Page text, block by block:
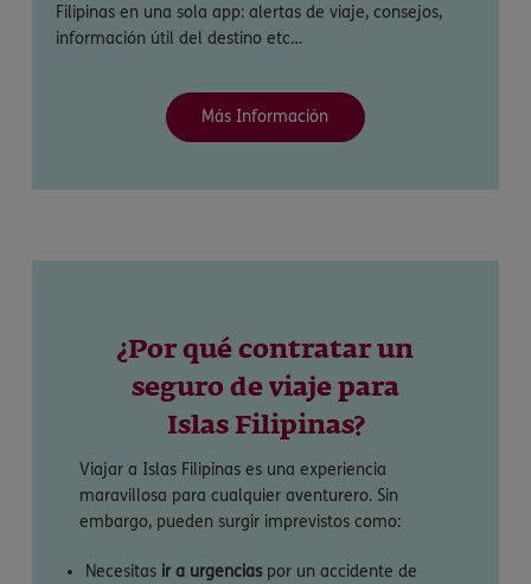
Filipinas en una sola app: alertas de viaje, consejos,
información útil del destino etc…
Más Información
¿Por qué contratar un
seguro de viaje para
Islas Filipinas?
Viajar a Islas Filipinas es una experiencia
maravillosa para cualquier aventurero. Sin
embargo, pueden surgir imprevistos como:
Necesitas ir a urgenciaspor un accidente de